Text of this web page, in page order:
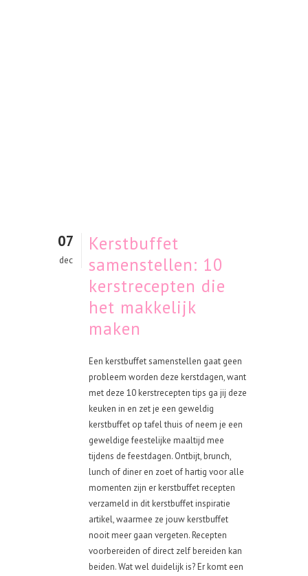
07
dec
Kerstbuffet
samenstellen: 10
kerstrecepten die
het makkelijk
maken
Een kerstbuffet samenstellen gaat geen
probleem worden deze kerstdagen, want
met deze 10 kerstrecepten tips ga jij deze
keuken in en zet je een geweldig
kerstbuffet op tafel thuis of neem je een
geweldige feestelijke maaltijd mee
tijdens de feestdagen. Ontbijt, brunch,
lunch of diner en zoet of hartig voor alle
momenten zijn er kerstbuffet recepten
verzameld in dit kerstbuffet inspiratie
artikel, waarmee ze jouw kerstbuffet
nooit meer gaan vergeten. Recepten
voorbereiden of direct zelf bereiden kan
beiden. Wat wel duidelijk is? Er komt een